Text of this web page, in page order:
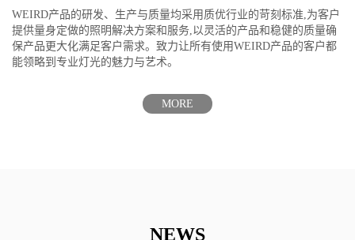
WEIRD产品的研发、生产与质量均采用质优行业的苛刻标准,为客户
提供量身定做的照明解决方案和服务,以灵活的产品和稳健的质量确
保产品更大化满足客户需求。致力让所有使用WEIRD产品的客户都
能领略到专业灯光的魅力与艺术。
MORE
NEWS